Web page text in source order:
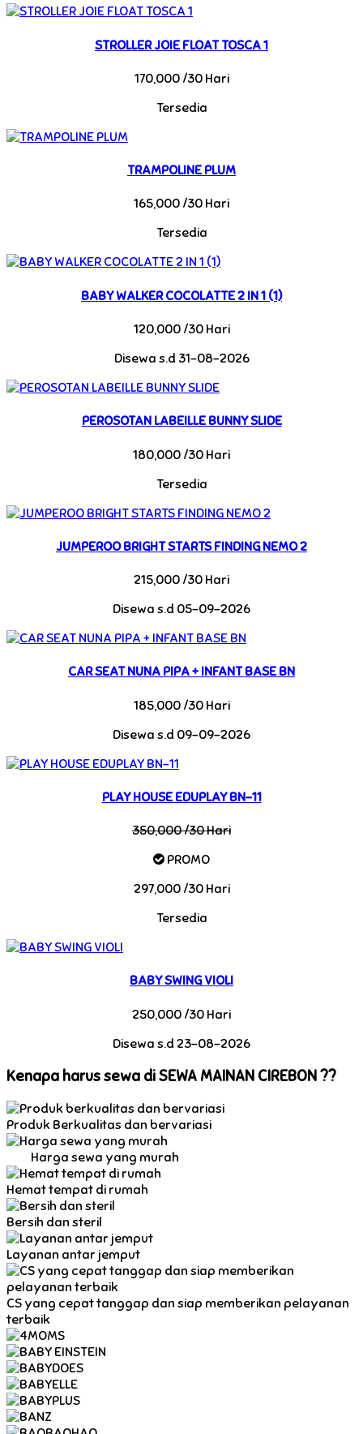
STROLLER JOIE FLOAT TOSCA 1
170,000 /30 Hari
Tersedia
TRAMPOLINE PLUM
165,000 /30 Hari
Tersedia
BABY WALKER COCOLATTE 2 IN 1 (1)
120,000 /30 Hari
Disewa s.d 31-08-2026
PEROSOTAN LABEILLE BUNNY SLIDE
180,000 /30 Hari
Tersedia
JUMPEROO BRIGHT STARTS FINDING NEMO 2
215,000 /30 Hari
Disewa s.d 05-09-2026
CAR SEAT NUNA PIPA + INFANT BASE BN
185,000 /30 Hari
Disewa s.d 09-09-2026
PLAY HOUSE EDUPLAY BN-11
350,000 /30 Hari
PROMO
297,000 /30 Hari
Tersedia
BABY SWING VIOLI
250,000 /30 Hari
Disewa s.d 23-08-2026
Kenapa harus sewa di SEWA MAINAN CIREBON ??
Produk Berkualitas dan bervariasi
Harga sewa yang murah
Hemat tempat di rumah
Bersih dan steril
Layanan antar jemput
CS yang cepat tanggap dan siap memberikan pelayanan
terbaik